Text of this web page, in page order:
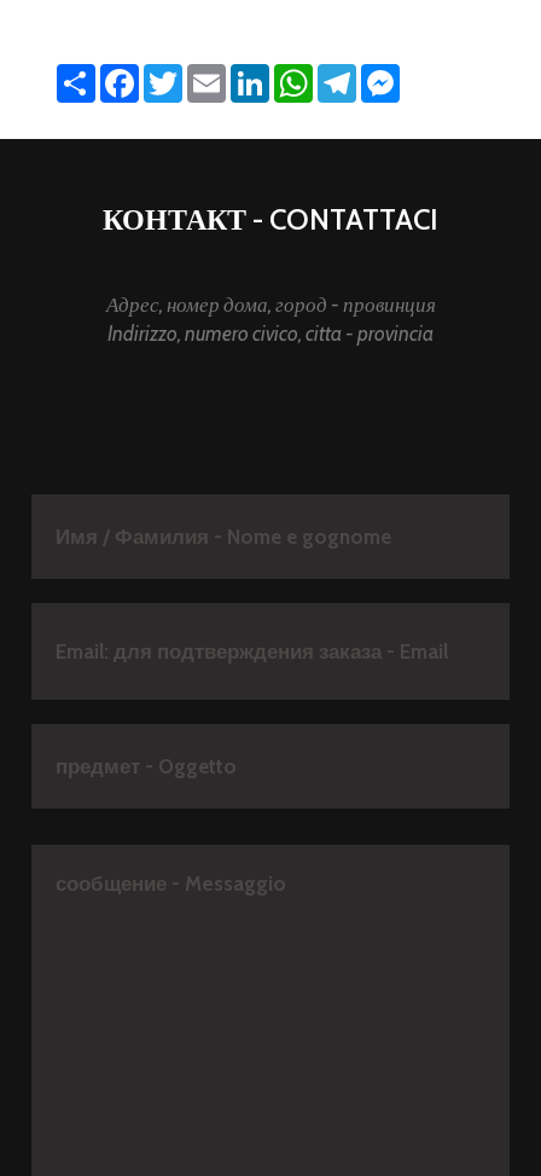
Share Facebook
TwitterEmail LinkedInWhatsApp
Telegram
КОНТАКТ - CONTATTACI
Адрес, номер дома, город - провинция
Indirizzo, numero civico, citta - provincia